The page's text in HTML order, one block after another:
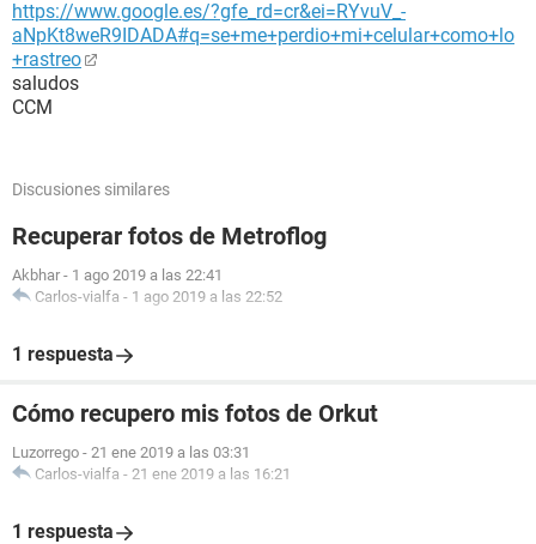
https://www.google.es/?gfe_rd=cr&ei=RYvuV_-
aNpKt8weR9IDADA#q=se+me+perdio+mi+celular+como+lo
+rastreo
saludos
CCM
Discusiones similares
Recuperar fotos de Metroflog
Akbhar - 1 ago 2019 a las 22:41
Carlos-vialfa - 1 ago 2019 a las 22:52
1 respuesta
Cómo recupero mis fotos de Orkut
Luzorrego - 21 ene 2019 a las 03:31
Carlos-vialfa - 21 ene 2019 a las 16:21
1 respuesta